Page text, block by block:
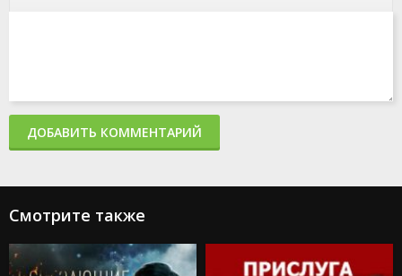
ДОБАВИТЬ КОММЕНТАРИЙ
Смотрите также